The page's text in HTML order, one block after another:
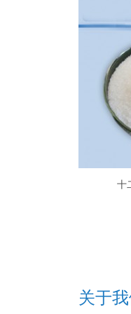
十
关于